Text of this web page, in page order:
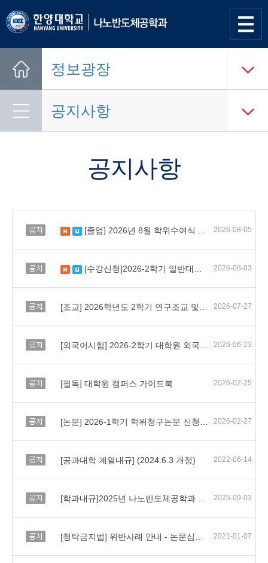
사이트
정보광장
공지사항
공지사항
공지 새 글수정됨[졸업] 2026년 8월 학위수여식 안내 2026-08-05
공지 새 글수정됨[수강신청]2026-2학기 일반대학원 수강신청 일정 및 유의사항 안내 2026-08-03
공지 2026-07-27
공지 2026-06-23
공지 [필독] 대학원 캠퍼스 가이드북 2026-02-25
공지 2026-02-27
공지 [공과대학 계열내규] (2024.6.3 개정) 2022-06-14
공지 2025-09-03
공지 2021-01-07